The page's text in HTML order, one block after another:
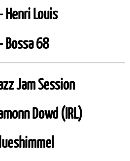
Henri Louis
Bossa 68
Jam Session
Dowd (IRL)